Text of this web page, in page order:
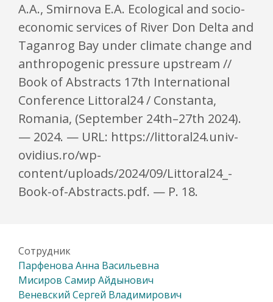
A.A., Smirnova E.A. Ecological and socio-
economic services of River Don Delta and
Taganrog Bay under climate change and
anthropogenic pressure upstream //
Book of Abstracts 17th International
Conference Littoral24 / Constanta,
Romania, (September 24th–27th 2024).
— 2024. — URL: https://littoral24.univ-
ovidius.ro/wp-
content/uploads/2024/09/Littoral24_-
Book-of-Abstracts.pdf. — P. 18.
Сотрудник
Парфенова Анна Васильевна
Мисиров Самир Айдынович
Веневский Сергей Владимирович